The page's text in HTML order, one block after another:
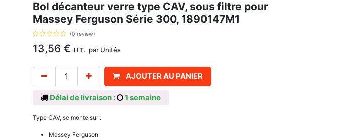
Bol décanteur verre type CAV, sous filtre pour
Massey Ferguson Série 300, 1890147M1
(0 review)
13,56 € H.T. par Unités
AJOUTER AU PANIER
Délai de livraison : 1 semaine
Type CAV, se monte sur :
Massey Ferguson